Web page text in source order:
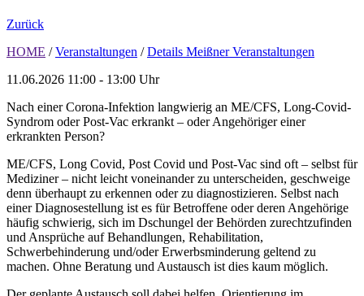
Zurück
HOME / Veranstaltungen / Details Meißner Veranstaltungen
11.06.2026 11:00 - 13:00 Uhr
Nach einer Corona-Infektion langwierig an ME/CFS, Long-Covid-
Syndrom oder Post-Vac erkrankt – oder Angehöriger einer
erkrankten Person?
ME/CFS, Long Covid, Post Covid und Post-Vac sind oft – selbst für
Mediziner – nicht leicht voneinander zu unterscheiden, geschweige
denn überhaupt zu erkennen oder zu diagnostizieren. Selbst nach
einer Diagnosestellung ist es für Betroffene oder deren Angehörige
häufig schwierig, sich im Dschungel der Behörden zurechtzufinden
und Ansprüche auf Behandlungen, Rehabilitation,
Schwerbehinderung und/oder Erwerbsminderung geltend zu
machen. Ohne Beratung und Austausch ist dies kaum möglich.